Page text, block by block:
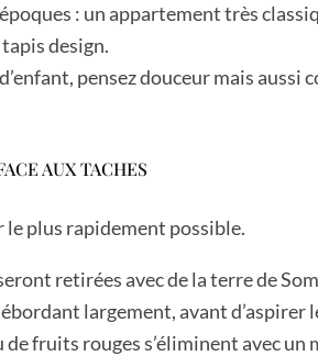
: un appartement très
design.
pensez douceur mais aussi
AUX TACHES
le plus rapidement possible.
retirées avec de la terre de
largement, avant d’aspirer
de fruits rouges s’éliminent avec un